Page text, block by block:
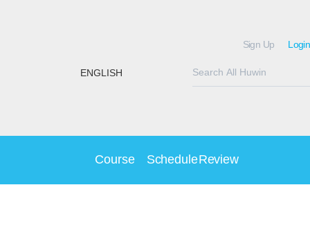
ENGLISH
Sign Up Login
Course ScheduleReview